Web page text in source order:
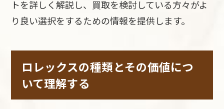
トを詳しく解説し、買取を検討している方々がよ
り良い選択をするための情報を提供します。
ロレックスの種類とその価値につ
いて理解する